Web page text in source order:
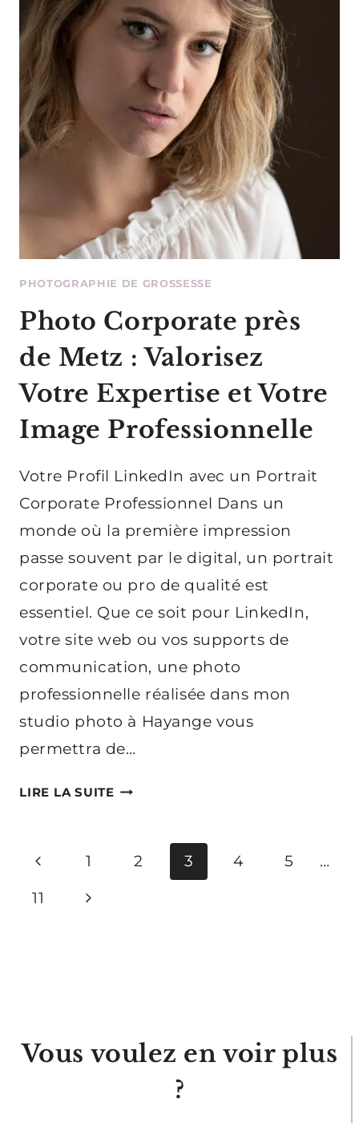
PAR
LAURENCE
PHOTOGRAPHIE
IMMORTALISEZ
VOS
MOMENTS
MAGIQUES
!
PHOTOGRAPHIE DE GROSSESSE
Photo Corporate près
de Metz : Valorisez
Votre Expertise et Votre
Image Professionnelle
Votre Profil LinkedIn avec un Portrait
Corporate Professionnel Dans un
monde où la première impression
passe souvent par le digital, un portrait
corporate ou pro de qualité est
essentiel. Que ce soit pour LinkedIn,
votre site web ou vos supports de
communication, une photo
professionnelle réalisée dans mon
studio photo à Hayange vous
permettra de…
LIRE LA SUITEPHOTO
PROFESSIONNELLE
Navigation
de
Page
précédente
1 2 3 4 5
…
11
Page
Vous voulez en voir plus
?